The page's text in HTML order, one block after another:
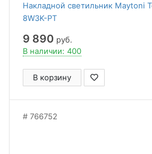
Накладной светильник Maytoni
8W3K-PT
9 890 руб.
В наличии: 400
В корзину
766752